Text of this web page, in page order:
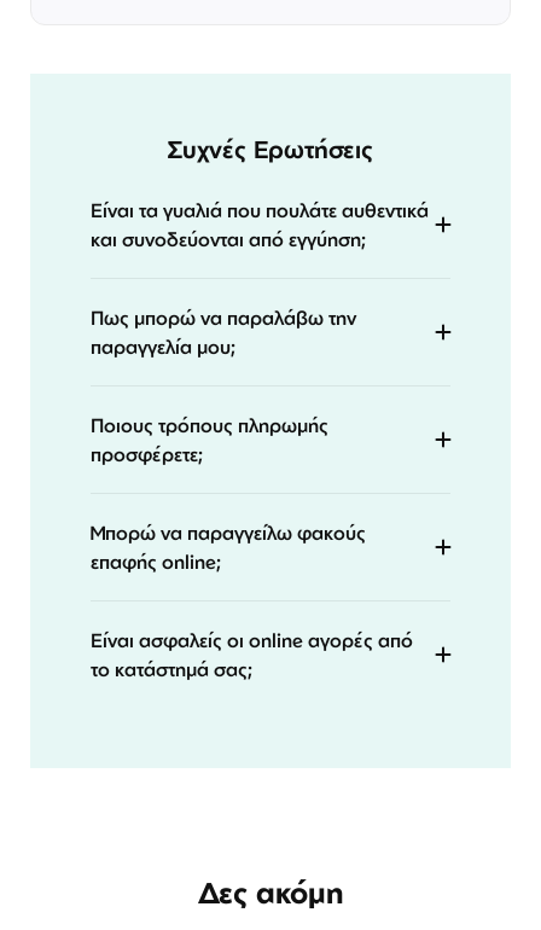
Συχνές Ερωτήσεις
Είναι τα γυαλιά που πουλάτε αυθεντικά
και συνοδεύονται από εγγύηση;
Πως μπορώ να παραλάβω την
παραγγελία μου;
Ποιους τρόπους πληρωμής
προσφέρετε;
Μπορώ να παραγγείλω φακούς
επαφής online;
Είναι ασφαλείς οι online αγορές από
το κατάστημά σας;
Δες ακόμη